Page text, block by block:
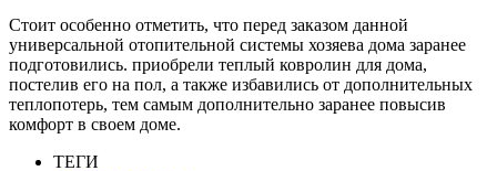
Стоит особенно отметить, что перед заказом данной
универсальной отопительной системы хозяева дома заранее
подготовились. приобрели теплый ковролин для дома,
постелив его на пол, а также избавились от дополнительных
теплопотерь, тем самым дополнительно заранее повысив
комфорт в своем доме.
ТЕГИ